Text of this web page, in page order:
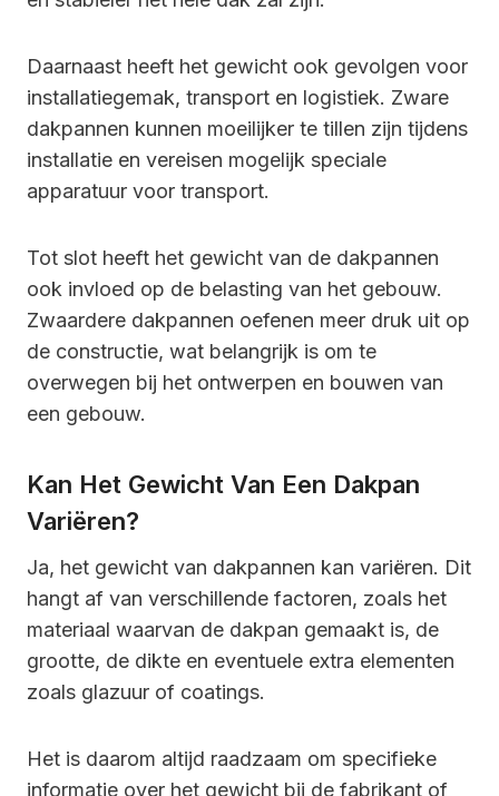
Daarnaast heeft het gewicht ook gevolgen voor
installatiegemak, transport en logistiek. Zware
dakpannen kunnen moeilijker te tillen zijn tijdens
installatie en vereisen mogelijk speciale
apparatuur voor transport.
Tot slot heeft het gewicht van de dakpannen
ook invloed op de belasting van het gebouw.
Zwaardere dakpannen oefenen meer druk uit op
de constructie, wat belangrijk is om te
overwegen bij het ontwerpen en bouwen van
een gebouw.
Kan Het Gewicht Van Een Dakpan
Variëren?
Ja, het gewicht van dakpannen kan variëren. Dit
hangt af van verschillende factoren, zoals het
materiaal waarvan de dakpan gemaakt is, de
grootte, de dikte en eventuele extra elementen
zoals glazuur of coatings.
Het is daarom altijd raadzaam om specifieke
informatie over het gewicht bij de fabrikant of